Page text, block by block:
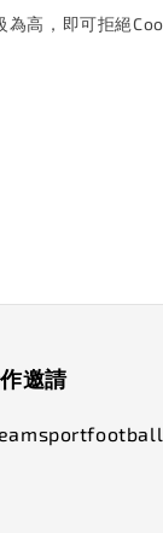
高，即可拒絕
邀請